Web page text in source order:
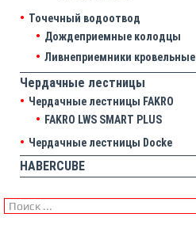
Точечный водоотвод
Дождеприемные колодцы
Ливнеприемники кровельные
Чердачные лестницы
Чердачные лестницы FAKRO
FAKRO LWS SMART PLUS
Чердачные лестницы Docke
HABERCUBE